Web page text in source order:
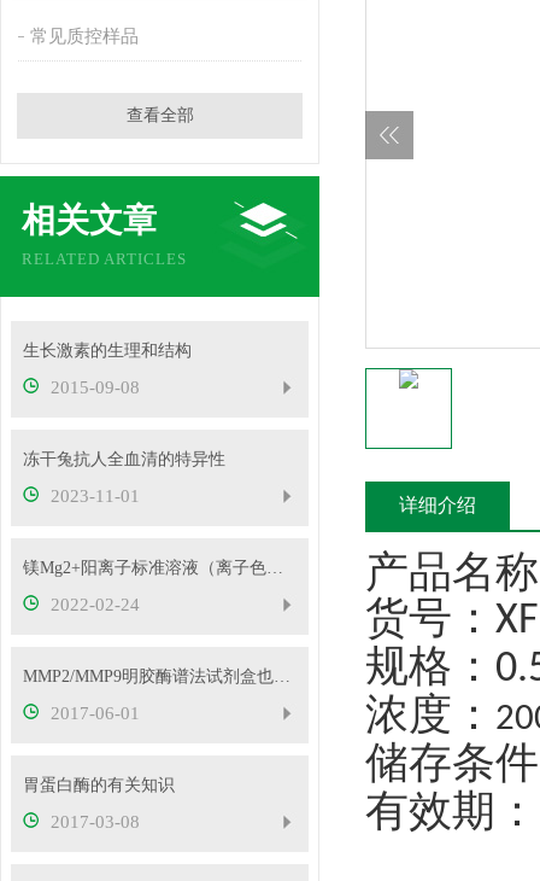
常见质控样品
查看全部
相关文章
RELATED ARTICLES
生长激素的生理和结构
2015-09-08
冻干兔抗人全血清的特异性
2023-11-01
镁Mg2+阳离子标准溶液（离子色谱用）-信帆供应！
2022-02-24
MMP2/MMP9明胶酶谱法试剂盒也太好用了吧
2017-06-01
胃蛋白酶的有关知识
2017-03-08
详细介绍
产品名
货号：
规格：
浓度：
储存条
有效期：